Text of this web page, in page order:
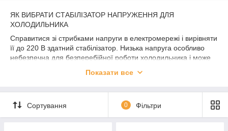
ЯК ВИБРАТИ СТАБІЛІЗАТОР НАПРУЖЕННЯ ДЛЯ
ХОЛОДИЛЬНИКА
Справитися зі стрибками напруги в електромережі і вирівняти
її до 220 В здатний стабілізатор. Низька напруга особливо
небезпечна для безперебійної роботи холодильника і може
Перед покупкою стабілізатора напруги необхідно знати, до
якого типу належить електрична мережа в будинку: з
Показати все
Сортування 0 Фільтри